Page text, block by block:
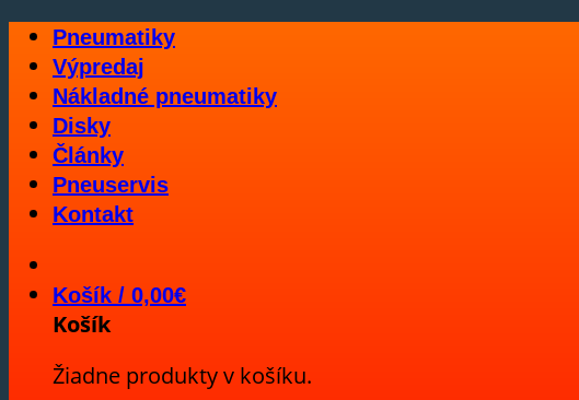
Skip
content
Pneumatiky
Výpredaj
Nákladné pneumatiky
Disky
Články
Pneuservis
Kontakt
Košík / 0,00€
Košík
Žiadne produkty v košíku.